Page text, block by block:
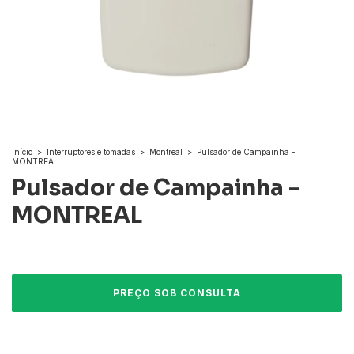
Início > Interruptores e tomadas > Montreal > Pulsador de Campainha -
MONTREAL
Pulsador de Campainha -
MONTREAL